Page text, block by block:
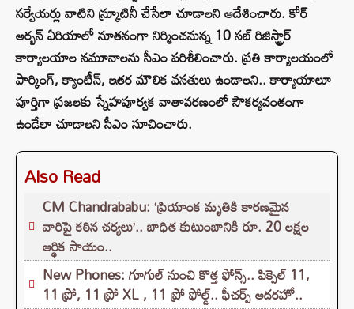
స‌ర్వేయ‌ర్లు వాటిని స్క్రూటినీ చేసేలా చూడాల‌ని ఆదేశించారు. కోర్
అర్బ‌న్ ఏరియాలో నూత‌నంగా నిర్మించ‌నున్న 10 స‌బ్ రిజిస్ట్రార్
కార్యాల‌యాల న‌మూనాల‌ను సీఎం ప‌రిశీలించారు. ప్ర‌తి కార్యాల‌యంలో
పార్కింగ్‌, క్యాంటీన్‌, ఇత‌ర మౌలిక వ‌స‌తులు ఉండాల‌ని.. కార్యాయాలూ
పూర్తిగా ప్ర‌జ‌ల‌కు స్నేహ‌పూర్వ‌క వాతావ‌ర‌ణంలో సౌక‌ర్య‌వంతంగా
ఉండేలా చూడాల‌ని సీఎం సూచించారు.
Also Read
CM Chandrababu: ‘ప్రియాంక మృతికి కారణమైన
వారిపై కఠిన చర్యలు’.. బాధిత కుటుంబానికి రూ. 20 లక్షల
ఆర్థిక సాయం..
New Phones: గూగుల్ నుంచి కొత్త ఫోన్స్.. పిక్సెల్ 11,
11 ప్రో, 11 ప్రో XL , 11 ప్రో ఫోల్డ్.. ఫీచర్స్ అదరహో..